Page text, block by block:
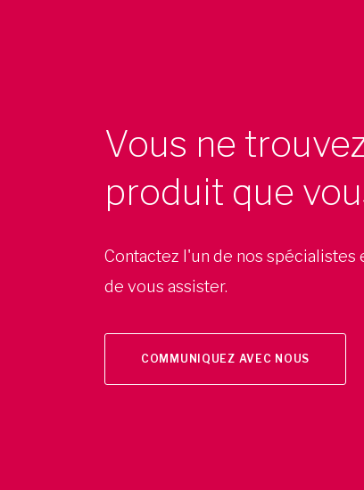
Vous ne
produit que
Contactez l'un de nos
de vous assister.
COMMUNIQUEZ AVEC NOUS